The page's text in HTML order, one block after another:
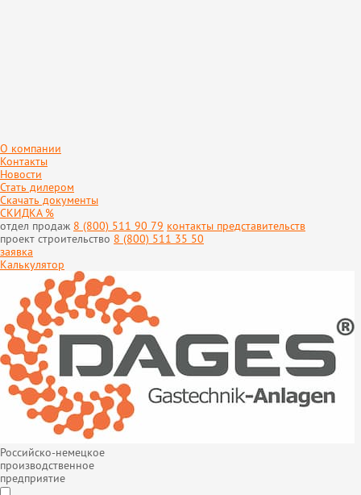
О компании
Контакты
Новости
Стать дилером
Скачать документы
СКИДКА %
отдел продаж 8 (800) 511 90 79 контакты представительств
проект строительство 8 (800) 511 35 50
заявка
Калькулятор
Российско-немецкое
производственное
предприятие